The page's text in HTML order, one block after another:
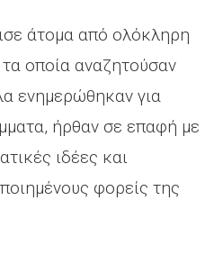
άτομα από ολόκληρη
οποία αναζητούσαν
ενημερώθηκαν για
ήρθαν σε επαφή με
ιδέες και
φορείς της